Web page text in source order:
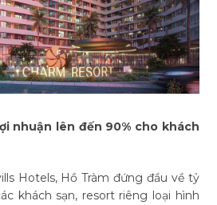
nhuận lên đến 90% cho khách
Hotels, Hồ Tràm đứng đầu về tỷ
khách sạn, resort riêng loại hình